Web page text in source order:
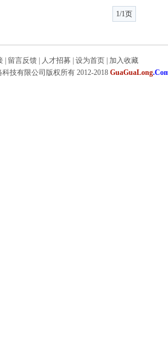
1/1页
留言反馈 人才招募 设为首页
加入收藏
技有限公司版权所有 2012-2018 GuaGuaLong